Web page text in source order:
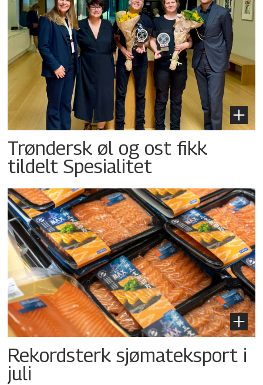
Trøndersk øl og ost fikk
tildelt Spesialitet
Rekordsterk sjømateksport i
juli